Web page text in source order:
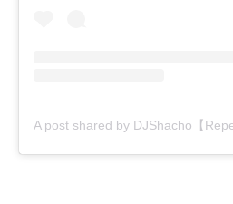
A post shared by DJShacho【